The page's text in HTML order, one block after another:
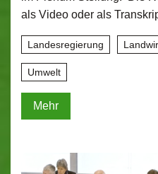
als Video oder als
Landesregierung
Umwelt
Mehr